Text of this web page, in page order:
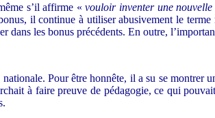
s’il affirme «vouloir inventer une
il continue à utiliser abusivement le
les bonus précédents. En outre,
Pour être honnête, il a su se
à faire preuve de pédagogie, ce qui